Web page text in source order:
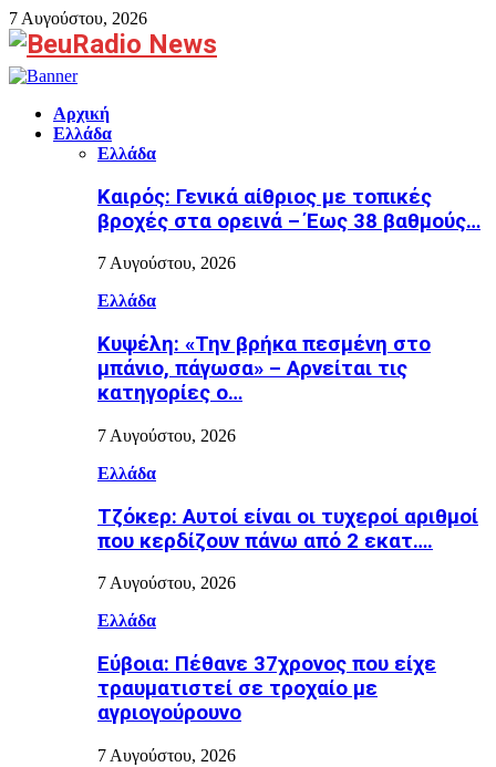
7 Αυγούστου, 2026
Facebook
Αρχική
Ελλάδα
Ελλάδα
Καιρός: Γενικά αίθριος με τοπικές
βροχές στα ορεινά – Έως 38 βαθμούς…
7 Αυγούστου, 2026
Ελλάδα
Κυψέλη: «Την βρήκα πεσμένη στο
μπάνιο, πάγωσα» – Αρνείται τις
κατηγορίες ο…
7 Αυγούστου, 2026
Ελλάδα
Τζόκερ: Αυτοί είναι οι τυχεροί αριθμοί
που κερδίζουν πάνω από 2 εκατ….
7 Αυγούστου, 2026
Ελλάδα
Εύβοια: Πέθανε 37χρονος που είχε
τραυματιστεί σε τροχαίο με
αγριογούρουνο
7 Αυγούστου, 2026